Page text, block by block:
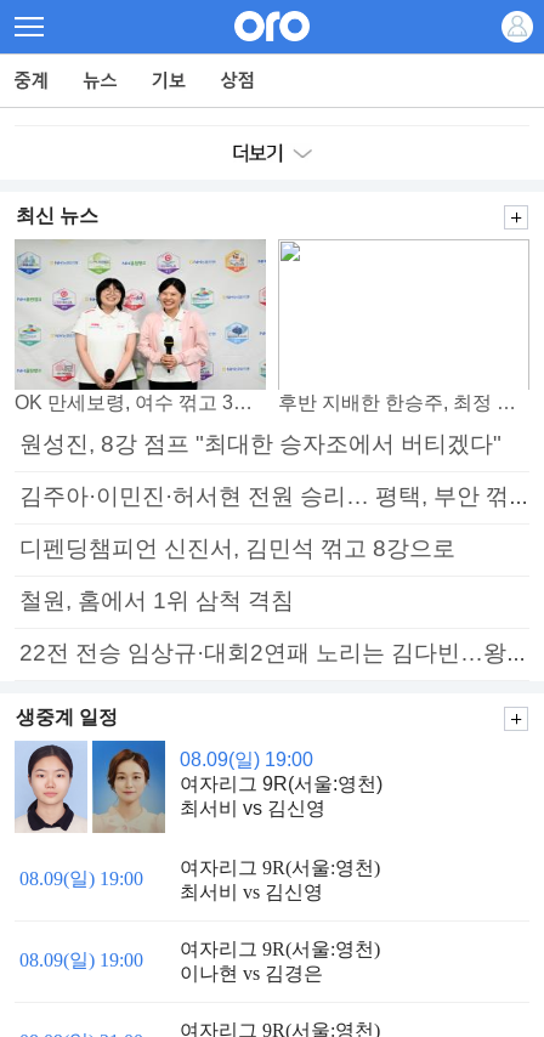
최신 뉴스
OK 만세보령, 여수 꺾고 3연패 탈출 후반 지배한 한승주, 최정 꺾고 8강 진출
원성진, 8강 점프 "최대한 승자조에서 버티겠다"
김주아·이민진·허서현 전원 승리… 평택, 부안 꺾고 5연승
디펜딩챔피언 신진서, 김민석 꺾고 8강으로
철원, 홈에서 1위 삼척 격침
22전 전승 임상규·대회2연패 노리는 김다빈…왕중왕전 16강 7일부터
생중계 일정
08.09(일) 19:00
여자리그 9R(서울:영천)
최서비 vs 김신영
08.09(일) 19:00
여자리그 9R(서울:영천)
최서비 vs 김신영
08.09(일) 19:00
여자리그 9R(서울:영천)
이나현 vs 김경은
여자리그 9R(서울:영천)